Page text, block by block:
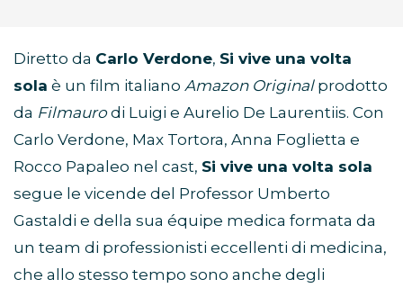
Diretto da Carlo Verdone, Si vive una volta
sola è un film italiano Amazon Originalprodotto
da Filmaurodi Luigi e Aurelio De Laurentiis. Con
Carlo Verdone, Max Tortora, Anna Foglietta e
Rocco Papaleo nel cast, Si vive una volta sola
segue le vicende del Professor Umberto
Gastaldi e della sua équipe medica formata da
un team di professionisti eccellenti di medicina,
che allo stesso tempo sono anche degli